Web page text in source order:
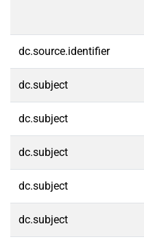
dc.source.identifier
dc.subject
dc.subject
dc.subject
dc.subject
dc.subject